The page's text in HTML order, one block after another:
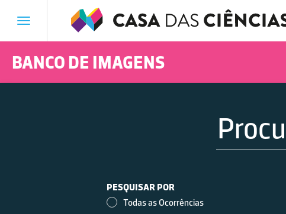
Toggle
BANCO DE IMAGENS
PESQUISAR POR
Todas as Ocorrências
Vestígios de derrame de